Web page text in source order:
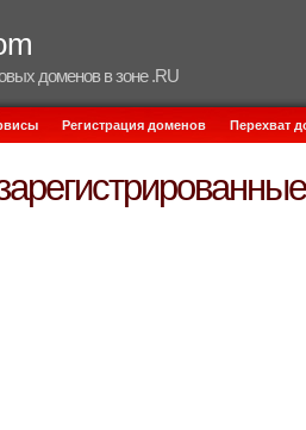
доменов в зоне .RU
Регистрация доменов Перехват